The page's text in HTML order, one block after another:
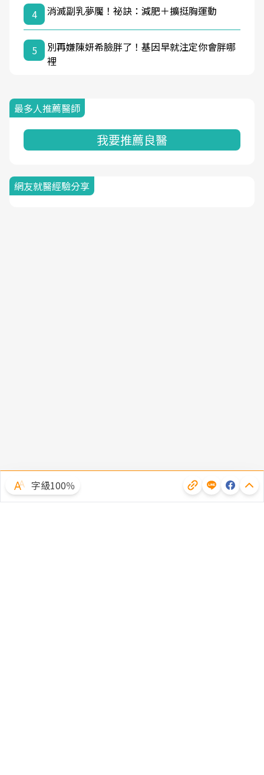
4
消滅副乳夢魘！祕訣：減肥＋擴挺胸運動
5
別再嫌陳妍希臉胖了！基因早就注定你會胖哪
裡
最多人推薦醫師
我要推薦良醫
網友就醫經驗分享
字級100％